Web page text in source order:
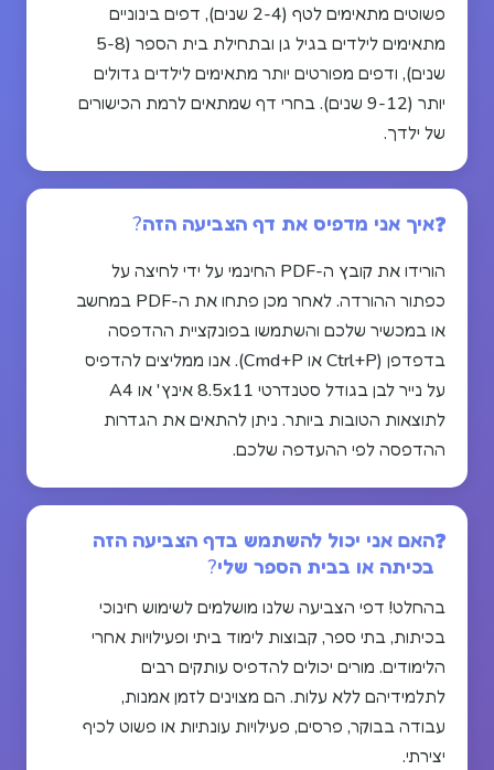
פשוטים מתאימים לטף (2-4 שנים), דפים בינוניים
מתאימים לילדים בגיל גן ובתחילת בית הספר (5-8
שנים), ודפים מפורטים יותר מתאימים לילדים גדולים
יותר (9-12 שנים). בחרי דף שמתאים לרמת הכישורים
של ילדך.
איך אני מדפיס את דף הצביעה הזה?
הורידו את קובץ ה-PDF החינמי על ידי לחיצה על
כפתור ההורדה. לאחר מכן פתחו את ה-PDF במחשב
או במכשיר שלכם והשתמשו בפונקציית ההדפסה
בדפדפן (Ctrl+P או Cmd+P). אנו ממליצים להדפיס
על נייר לבן בגודל סטנדרטי 8.5x11 אינץ' או A4
לתוצאות הטובות ביותר. ניתן להתאים את הגדרות
ההדפסה לפי ההעדפה שלכם.
האם אני יכול להשתמש בדף הצביעה הזה
בכיתה או בבית הספר שלי?
בהחלט! דפי הצביעה שלנו מושלמים לשימוש חינוכי
בכיתות, בתי ספר, קבוצות לימוד ביתי ופעילויות אחרי
הלימודים. מורים יכולים להדפיס עותקים רבים
לתלמידיהם ללא עלות. הם מצוינים לזמן אמנות,
עבודה בבוקר, פרסים, פעילויות עונתיות או פשוט לכיף
יצירתי.